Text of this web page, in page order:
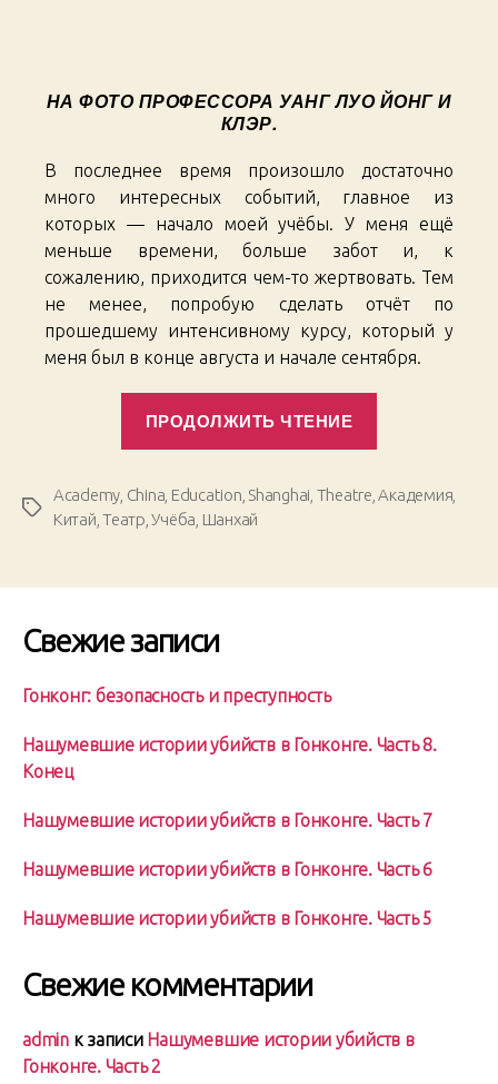
НА ФОТО ПРОФЕССОРА УАНГ ЛУО ЙОНГ И
КЛЭР.
В последнее время произошло достаточно
много интересных событий, главное из
которых — начало моей учёбы. У меня ещё
меньше времени, больше забот и, к
сожалению, приходится чем-то жертвовать. Тем
не менее, попробую сделать отчёт по
прошедшему интенсивному курсу, который у
меня был в конце августа и начале сентября.
ПРОДОЛЖИТЬ ЧТЕНИЕ
08.
STA
Beginning»
Метки
Academy China Education Shanghai Theatre ,Академия
Китай ,Театр ,Учёба Шанхай
Свежие записи
Гонконг: безопасность и преступность
Нашумевшие истории убийств в Гонконге. Часть 8.
Конец
Нашумевшие истории убийств в Гонконге. Часть 7
Нашумевшие истории убийств в Гонконге. Часть 6
Нашумевшие истории убийств в Гонконге. Часть 5
Свежие комментарии
adminк записи Нашумевшие истории убийств в
Гонконге. Часть 2